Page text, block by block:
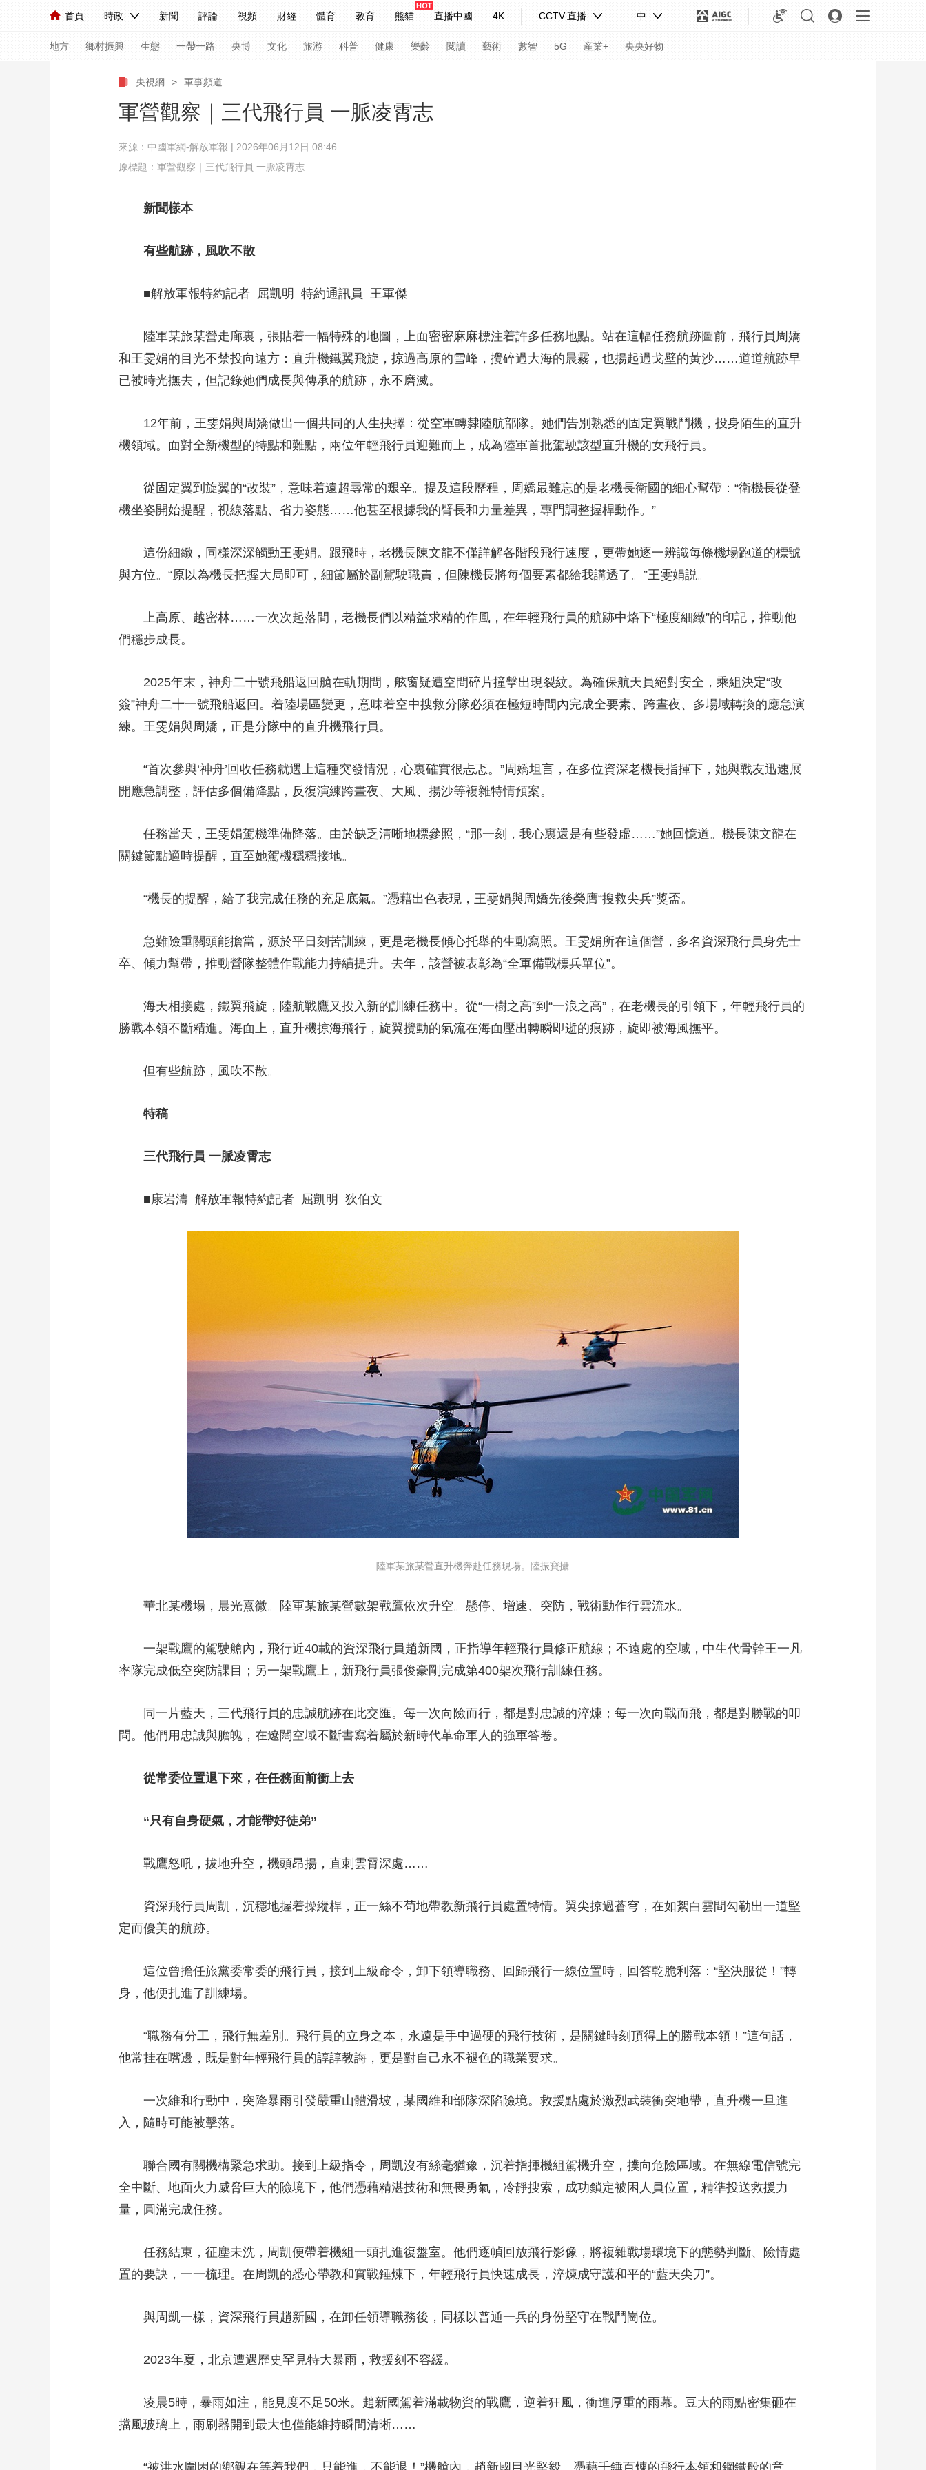
首頁 時政 新聞 評論 視頻 財經 體育 教育 熊貓 直播中國 4K CCTV.直播 中
人民領袖習近平 聯播+ 中國領導人 央視快評 習式妙語 熱解讀 天天學習
直播 片庫 欄目大全 節目單 聽音 微視頻 主持人 下載央視影音
海外頻道 iPanda English Монгол
地方 鄉村振興 生態 一帶一路 央博 文化 旅游 科普 健康 樂齡 閱讀 藝術 數智 5G 産業+ 央央好物
小央視頻 小央直播
CCTV奧林匹克頻道 生活體育大會 體育江湖 文化體育
鄉村振興 生態環境 一帶一路 央博 非遺 文化 旅游 科普 健康 樂齡 閱讀 藝術 汽車 數智 5G 産業+
大國展會 大國保險 雲頂對話 雲起 超級工廠 智敬中國 全民健康 顏選攻略 海洋 時尚 天氣 才藝 網展 央央好物
CCTV.節目官網 直播 節目單 欄目 片庫 熱播榜 總台企業白名單
央視網 > 軍事頻道
軍營觀察｜三代飛行員 一脈凌霄志
來源： 中國軍網-解放軍報 | 2026年06月12日 08:46
原標題：軍營觀察｜三代飛行員 一脈凌霄志
新聞樣本
有些航跡，風吹不散
■解放軍報特約記者 屈凱明 特約通訊員 王軍傑
陸軍某旅某營走廊裏，張貼着一幅特殊的地圖，上面密密麻麻標注着許多任務地點。站在這幅任務航跡圖前，飛行員周嬌
和王雯娟的目光不禁投向遠方：直升機鐵翼飛旋，掠過高原的雪峰，攪碎過大海的晨霧，也揚起過戈壁的黃沙……道道航跡早
已被時光撫去，但記錄她們成長與傳承的航跡，永不磨滅。
12年前，王雯娟與周嬌做出一個共同的人生抉擇：從空軍轉隸陸航部隊。她們告別熟悉的固定翼戰鬥機，投身陌生的直升
機領域。面對全新機型的特點和難點，兩位年輕飛行員迎難而上，成為陸軍首批駕駛該型直升機的女飛行員。
從固定翼到旋翼的“改裝”，意味着遠超尋常的艱辛。提及這段歷程，周嬌最難忘的是老機長衛國的細心幫帶：“衛機長從登
機坐姿開始提醒，視線落點、省力姿態……他甚至根據我的臂長和力量差異，專門調整握桿動作。”
這份細緻，同樣深深觸動王雯娟。跟飛時，老機長陳文龍不僅詳解各階段飛行速度，更帶她逐一辨識每條機場跑道的標號
與方位。“原以為機長把握大局即可，細節屬於副駕駛職責，但陳機長將每個要素都給我講透了。”王雯娟説。
上高原、越密林……一次次起落間，老機長們以精益求精的作風，在年輕飛行員的航跡中烙下“極度細緻”的印記，推動他
們穩步成長。
2025年末，神舟二十號飛船返回艙在軌期間，舷窗疑遭空間碎片撞擊出現裂紋。為確保航天員絕對安全，乘組決定“改
簽”神舟二十一號飛船返回。着陸場區變更，意味着空中搜救分隊必須在極短時間內完成全要素、跨晝夜、多場域轉換的應急演
練。王雯娟與周嬌，正是分隊中的直升機飛行員。
“首次參與‘神舟’回收任務就遇上這種突發情況，心裏確實很忐忑。”周嬌坦言，在多位資深老機長指揮下，她與戰友迅速展
開應急調整，評估多個備降點，反復演練跨晝夜、大風、揚沙等複雜特情預案。
任務當天，王雯娟駕機準備降落。由於缺乏清晰地標參照，“那一刻，我心裏還是有些發虛……”她回憶道。機長陳文龍在
關鍵節點適時提醒，直至她駕機穩穩接地。
“機長的提醒，給了我完成任務的充足底氣。”憑藉出色表現，王雯娟與周嬌先後榮膺“搜救尖兵”獎盃。
急難險重關頭能擔當，源於平日刻苦訓練，更是老機長傾心托舉的生動寫照。王雯娟所在這個營，多名資深飛行員身先士
卒、傾力幫帶，推動營隊整體作戰能力持續提升。去年，該營被表彰為“全軍備戰標兵單位”。
海天相接處，鐵翼飛旋，陸航戰鷹又投入新的訓練任務中。從“一樹之高”到“一浪之高”，在老機長的引領下，年輕飛行員的
勝戰本領不斷精進。海面上，直升機掠海飛行，旋翼攪動的氣流在海面壓出轉瞬即逝的痕跡，旋即被海風撫平。
但有些航跡，風吹不散。
特稿
三代飛行員 一脈凌霄志
■康岩濤 解放軍報特約記者 屈凱明 狄伯文
陸軍某旅某營直升機奔赴任務現場。陸振寶攝
華北某機場，晨光熹微。陸軍某旅某營數架戰鷹依次升空。懸停、增速、突防，戰術動作行雲流水。
一架戰鷹的駕駛艙內，飛行近40載的資深飛行員趙新國，正指導年輕飛行員修正航線；不遠處的空域，中生代骨幹王一凡
率隊完成低空突防課目；另一架戰鷹上，新飛行員張俊豪剛完成第400架次飛行訓練任務。
同一片藍天，三代飛行員的忠誠航跡在此交匯。每一次向險而行，都是對忠誠的淬煉；每一次向戰而飛，都是對勝戰的叩
問。他們用忠誠與膽魄，在遼闊空域不斷書寫着屬於新時代革命軍人的強軍答卷。
從常委位置退下來，在任務面前衝上去
“只有自身硬氣，才能帶好徒弟”
戰鷹怒吼，拔地升空，機頭昂揚，直刺雲霄深處……
資深飛行員周凱，沉穩地握着操縱桿，正一絲不茍地帶教新飛行員處置特情。翼尖掠過蒼穹，在如絮白雲間勾勒出一道堅
定而優美的航跡。
這位曾擔任旅黨委常委的飛行員，接到上級命令，卸下領導職務、回歸飛行一線位置時，回答乾脆利落：“堅決服從！”轉
身，他便扎進了訓練場。
“職務有分工，飛行無差別。飛行員的立身之本，永遠是手中過硬的飛行技術，是關鍵時刻頂得上的勝戰本領！”這句話，
他常挂在嘴邊，既是對年輕飛行員的諄諄教誨，更是對自己永不褪色的職業要求。
一次維和行動中，突降暴雨引發嚴重山體滑坡，某國維和部隊深陷險境。救援點處於激烈武裝衝突地帶，直升機一旦進
入，隨時可能被擊落。
聯合國有關機構緊急求助。接到上級指令，周凱沒有絲毫猶豫，沉着指揮機組駕機升空，撲向危險區域。在無線電信號完
全中斷、地面火力威脅巨大的險境下，他們憑藉精湛技術和無畏勇氣，冷靜搜索，成功鎖定被困人員位置，精準投送救援力
量，圓滿完成任務。
任務結束，征塵未洗，周凱便帶着機組一頭扎進復盤室。他們逐幀回放飛行影像，將複雜戰場環境下的態勢判斷、險情處
置的要訣，一一梳理。在周凱的悉心帶教和實戰錘煉下，年輕飛行員快速成長，淬煉成守護和平的“藍天尖刀”。
與周凱一樣，資深飛行員趙新國，在卸任領導職務後，同樣以普通一兵的身份堅守在戰鬥崗位。
2023年夏，北京遭遇歷史罕見特大暴雨，救援刻不容緩。
凌晨5時，暴雨如注，能見度不足50米。趙新國駕着滿載物資的戰鷹，逆着狂風，衝進厚重的雨幕。豆大的雨點密集砸在
擋風玻璃上，雨刷器開到最大也僅能維持瞬間清晰……
“被洪水圍困的鄉親在等着我們，只能進，不能退！”機艙內，趙新國目光堅毅。憑藉千錘百煉的飛行本領和鋼鐵般的意